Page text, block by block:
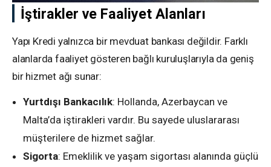
İştirakler ve Faaliyet Alanları
Yapı Kredi yalnızca bir mevduat bankası değildir. Farklı
alanlarda faaliyet gösteren bağlı kuruluşlarıyla da geniş
bir hizmet ağı sunar:
Yurtdışı Bankacılık: Hollanda, Azerbaycan ve
Malta’da iştirakleri vardır. Bu sayede uluslararası
müşterilere de hizmet sağlar.
Sigorta: Emeklilik ve yaşam sigortası alanında güçlü